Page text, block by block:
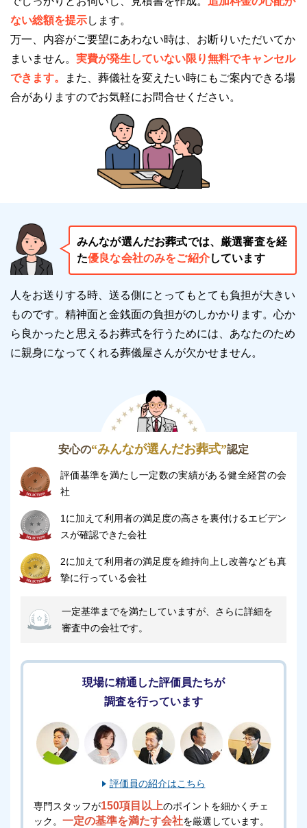
安置場所に迷われている方や自宅に安置が出来ない方
も、葬儀まで安心して安置することができます。
※掲載情報は、葬儀事業者の公式サイトなど、一般公
開されている情報を参照し編集したものです。
変更等、修正が必要な際には、
ない総額を提示します。
万一、内容がご要望にあわない時は、お断りいただいてか
まいません。 実費が発生していない限り無料でキャンセル
できます。
また、葬儀社を変えたい時にもご案内できる場
合がありますのでお気軽にお問合せください。
みんなが選んだお葬式では、厳選審査を経
た優良な会社のみをご紹介しています
人をお送りする時、送る側にとってもとても負担が大きい
ものです。精神面と金銭面の負担がのしかかります。 心か
ら良かったと思えるお葬式を行うためには、あなたのため
に親身になってくれる葬儀屋さんが欠かせません。
安心の“みんなが選んだお葬式”認定
評価基準を満たし一定数の実績がある健全経営の会
社
1に加えて利用者の満足度の高さを裏付けるエビデン
スが確認できた会社
2に加えて利用者の満足度を維持向上し改善なども真
摯に行っている会社
一定基準までを満たしていますが、さらに詳細を
審査中の会社です。
現場に精通した評価員たちが
調査を行っています
評価員の紹介はこちら
専門スタッフが150項目以上のポイントを細かくチェ
ック。 一定の基準を満たす会社を厳選しています。